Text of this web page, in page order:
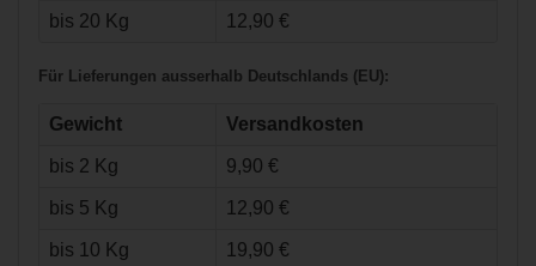
Fila Inline Skate
bis 20 Kg 12,90 €
Für Lieferungen ausserhalb Deutschlands (EU):
Gewicht Versandkosten
bis 2 Kg 9,90 €
bis 5 Kg 12,90 €
bis 10 Kg 19,90 €